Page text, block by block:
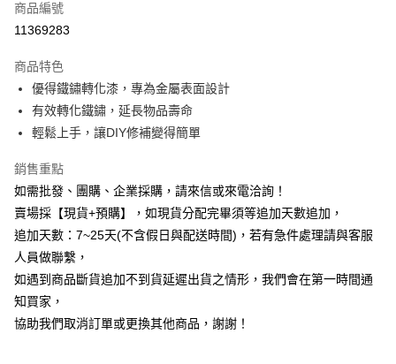
信用卡分期付款
合作金庫商業銀行
華南商業銀行
彰化商業銀行
上海商業儲蓄銀行
國泰世華商業銀行
匯豐（台灣）商業銀行
聯邦商業銀行
遠東國際商業銀行
元大商業銀行
永豐商業銀行
台新國際商業銀行
中國信託商業銀行
台灣樂天信用卡公司
6 期 0 利率 每期
華南商業銀行
上海商業儲蓄銀行
臺灣中小企業銀行
匯豐（台灣）商業銀行
華泰商業銀行
聯邦商業銀行
遠東國際商業銀行
元大商業銀行
永豐商業銀行
玉山商業銀行
台灣樂天信用卡公司
12 期 0 利率 每期 NT$29
合作金庫商業銀行
上海商業儲蓄銀行
國泰世華商業銀行
兆豐國際商業銀行
臺灣中小企業銀行
台中商業銀行
匯豐（台灣）商業銀行
華泰商業銀行
聯邦商業銀行
遠東國際商業銀行
元大商業銀行
玉山商業銀行
星展（台灣）商業銀行
台新國際商業銀行
超商取貨付款
LINE Pay
Apple Pay
街口支付
悠遊付
全盈+PAY
AFTEE先享後付
商品編號
11369283
商品特色
優得鐵鏽轉化漆，專為金屬表面設計
有效轉化鐵鏽，延長物品壽命
輕鬆上手，讓DIY修補變得簡單
銷售重點
如需批發、團購、企業採購，請來信或來電洽詢！
賣場採【現貨+預購】，如現貨分配完畢須等追加天數追加，
追加天數：7~25天(不含假日與配送時間)，若有急件處理請與客服
人員做聯繫，
如遇到商品斷貨追加不到貨延遲出貨之情形，我們會在第一時間通
知買家，
協助我們取消訂單或更換其他商品，謝謝！